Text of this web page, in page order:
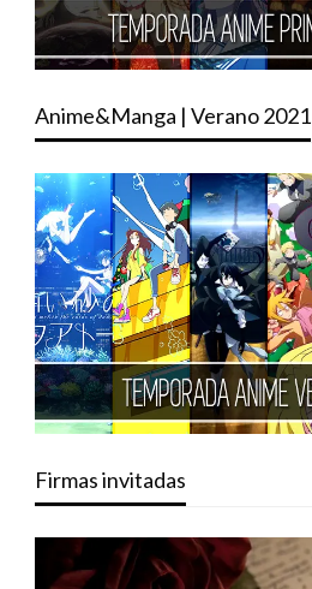
Anime&Manga | Verano 2021
Firmas invitadas